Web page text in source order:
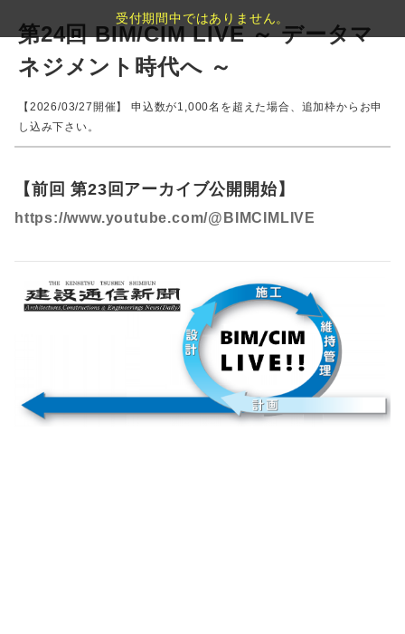
第24回 BIM/CIM LIVE ～ データマ
ネジメント時代へ ～
【2026/03/27開催】 申込数が1,000名を超えた場合、追加枠からお申
し込み下さい。
【前回 第23回アーカイブ公開開始】
https://www.youtube.com/@BIMCIMLIVE
受付期間中ではありません。